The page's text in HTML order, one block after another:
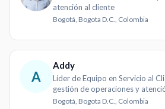
atención al cliente
Bogotá, Bogota D.C., Colombia
A
Addy
Líder de Equipo en Servicio al
gestión de operaciones y
Bogotá, Bogota D.C., Colombia